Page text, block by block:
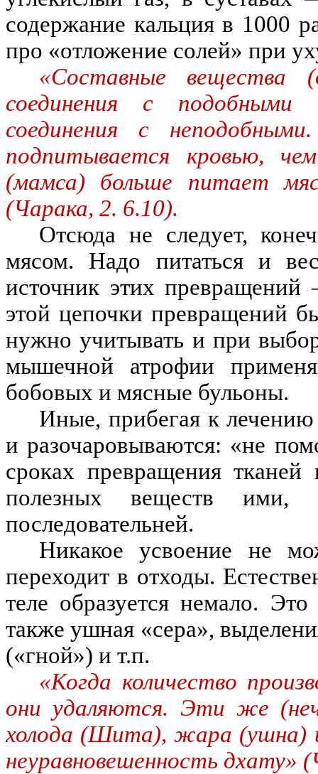
содержание кальция в 1000
про «отложение солей» при
«Составные вещества
соединения с
соединения с
подпитывается кровью,
(мамса) больше питает
(Чарака, 2. 6.10).
Отсюда не следует,
мясом. Надо питаться и
источник этих
этой цепочки превращений
нужно учитывать и при
мышечной атрофии
бобовых и мясные бульоны.
Иные, прибегая к
и разочаровываются: «не
сроках превращения тканей
полезных веществ
последовательней.
Никакое усвоение не
переходит в отходы.
теле образуется немало.
также ушная «сера»,
(«гной») и т.п.
«Когда количество
они удаляются. Эти же
холода (Шита), жара (ушна)
неуравновешенность дхату»